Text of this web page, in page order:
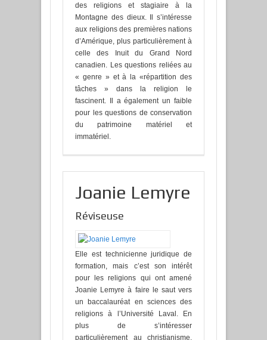
des religions et stagiaire à la
Montagne des dieux. Il s’intéresse
aux religions des premières nations
d’Amérique, plus particulièrement à
celle des Inuit du Grand Nord
canadien. Les questions reliées au
« genre » et à la «répartition des
tâches » dans la religion le
fascinent. Il a également un faible
pour les questions de conservation
du patrimoine matériel et
immatériel.
Joanie Lemyre
Réviseuse
Elle est technicienne juridique de
formation, mais c’est son intérêt
pour les religions qui ont amené
Joanie Lemyre à faire le saut vers
un baccalauréat en sciences des
religions à l’Université Laval. En
plus de s’intéresser
particulièrement au christianisme,